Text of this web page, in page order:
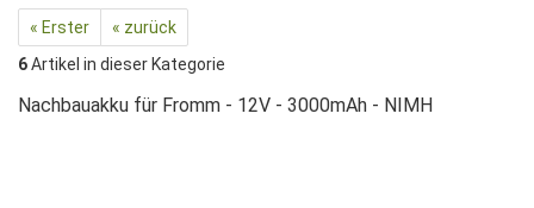
« Erster
« zurück
6Artikel in dieser Kategorie
Nachbauakku für Fromm - 12V - 3000mAh - NIMH